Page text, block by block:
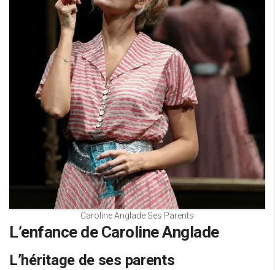
Caroline Anglade Ses Parents
L’enfance de Caroline Anglade
L’héritage de ses parents